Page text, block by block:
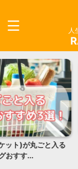
人
ごと入る
鬼怒川